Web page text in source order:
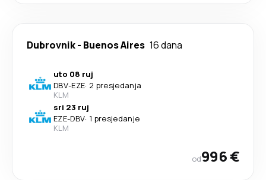
Dubrovnik- Buenos Aires 16 dana
uto 08 ruj
DBV-EZE· 2 presjedanja
KLM
sri 23 ruj
EZE-DBV· 1 presjedanje
KLM
od996 €